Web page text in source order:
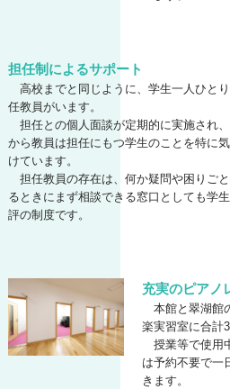
担任制によるサポート
高校までと同じように、学生一人ひと
任教員がいます。
担任との個人面談が定期的に実施され
から教員は担任にもつ学生のことを特に
けています。
担任教員の存在は、何か疑問や困りご
るときにまず相談できる窓口としても学
評の制度です。
充実のピアノ
本館と翠湖館
楽実習室に合計
授業等で使用
は予約不要で一
きます。